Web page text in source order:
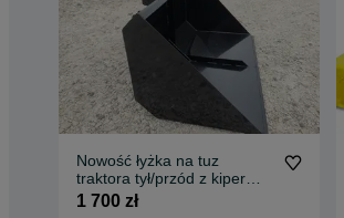
Nowość łyżka na tuz
traktora tył/przód z kiper
wywrot koliba szypa
1 700 zł